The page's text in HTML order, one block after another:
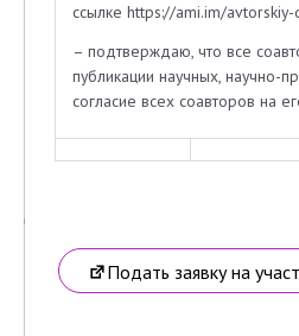
ссылке https://ami.im/
– подтверждаю, что все
публикации научных, научно-
согласие всех соавторов на
Подать заявку на